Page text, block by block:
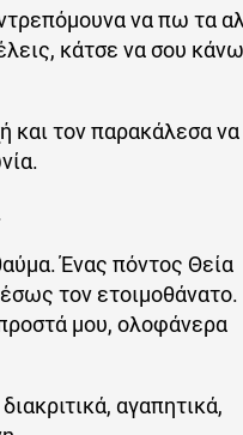
να πω τα
κάτσε να σου κάνω
και τον παρακάλεσα να
Ένας πόντος Θεία
τον ετοιμοθάνατο.
μου, ολοφάνερα
αγαπητικά,